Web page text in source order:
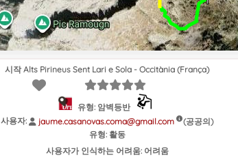
시작 Alts Pirineus Sent Lari e Sola - Occitània (França)
유형: 암벽등반
사용자:
jaume.casanovas.coma@gmail.com
(공공의)
유형: 활동
사용자가 인식하는 어려움: 어려움